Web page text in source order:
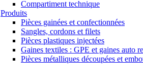
Compartiment technique
Produits
Pièces gainées et confectionnées
Sangles, cordons et filets
Pièces plastiques injectées
Gaines textiles : GPE et gaines auto
Pièces métalliques découpées et